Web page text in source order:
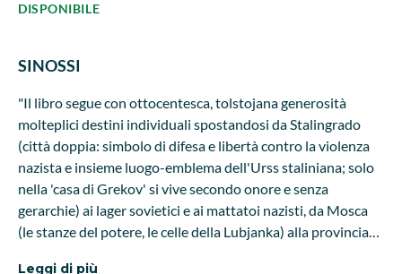
DISPONIBILE
SINOSSI
"Il libro segue con ottocentesca, tolstojana generosità
molteplici destini individuali spostandosi da Stalingrado
(città doppia: simbolo di difesa e libertà contro la violenza
nazista e insieme luogo-emblema dell'Urss staliniana; solo
nella 'casa di Grekov' si vive secondo onore e senza
gerarchie) ai lager sovietici e ai mattatoi nazisti, da Mosca
(le stanze del potere, le celle della Lubjanka) alla provincia
Leggi di più